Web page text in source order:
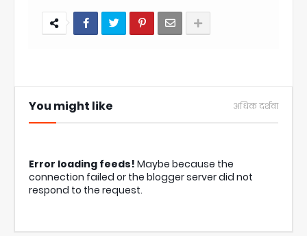
You might like अधिक दर्शवा
Error loading feeds! Maybe because the
connection failed or the blogger server did not
respond to the request.